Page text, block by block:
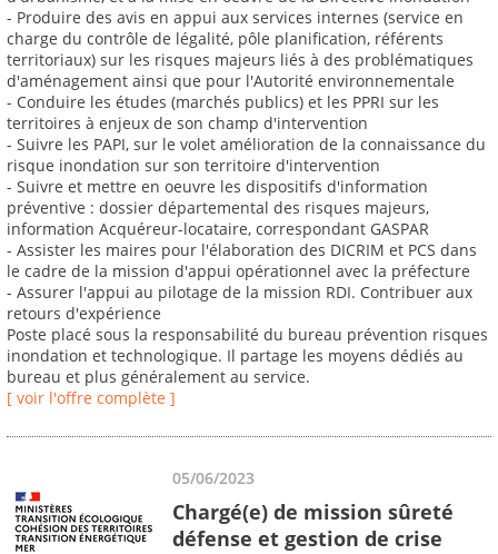
- Produire des avis en appui aux services internes (service en
charge du contrôle de légalité, pôle planification, référents
territoriaux) sur les risques majeurs liés à des problématiques
d'aménagement ainsi que pour l'Autorité environnementale
- Conduire les études (marchés publics) et les PPRI sur les
territoires à enjeux de son champ d'intervention
- Suivre les PAPI, sur le volet amélioration de la connaissance du
risque inondation sur son territoire d'intervention
- Suivre et mettre en oeuvre les dispositifs d'information
préventive : dossier départemental des risques majeurs,
information Acquéreur-locataire, correspondant GASPAR
- Assister les maires pour l'élaboration des DICRIM et PCS dans
le cadre de la mission d'appui opérationnel avec la préfecture
- Assurer l'appui au pilotage de la mission RDI. Contribuer aux
retours d'expérience
Poste placé sous la responsabilité du bureau prévention risques
inondation et technologique. Il partage les moyens dédiés au
bureau et plus généralement au service.
[ voir l'offre complète ]
05/06/2023
Chargé(e) de mission sûreté
défense et gestion de crise